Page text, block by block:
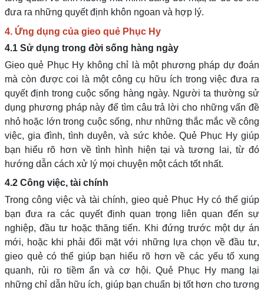
đưa ra những quyết định khôn ngoan và hợp lý.
4. Ứng dụng của gieo quẻ Phục Hy
4.1 Sử dụng trong đời sống hàng ngày
Gieo quẻ Phục Hy không chỉ là một phương pháp dự đoán
mà còn được coi là một công cụ hữu ích trong việc đưa ra
quyết định trong cuộc sống hàng ngày. Người ta thường sử
dụng phương pháp này để tìm câu trả lời cho những vấn đề
nhỏ hoặc lớn trong cuộc sống, như những thắc mắc về công
việc, gia đình, tình duyên, và sức khỏe. Quẻ Phục Hy giúp
bạn hiểu rõ hơn về tình hình hiện tại và tương lai, từ đó
hướng dẫn cách xử lý mọi chuyện một cách tốt nhất.
4.2 Công việc, tài chính
Trong công việc và tài chính, gieo quẻ Phục Hy có thể giúp
bạn đưa ra các quyết định quan trọng liên quan đến sự
nghiệp, đầu tư hoặc thăng tiến. Khi đứng trước một dự án
mới, hoặc khi phải đối mặt với những lựa chọn về đầu tư,
gieo quẻ có thể giúp bạn hiểu rõ hơn về các yếu tố xung
quanh, rủi ro tiềm ẩn và cơ hội. Quẻ Phục Hy mang lại
những chỉ dẫn hữu ích, giúp bạn chuẩn bị tốt hơn cho tương